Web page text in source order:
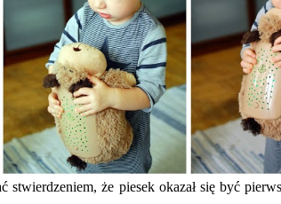
że piesek okazał się być